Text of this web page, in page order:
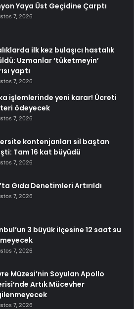
Yaya Üst Geçidine Çarptı
7, 2026
ilk kez bulaşıcı hastalık
Uzmanlar ‘tüketmeyin’
yaptı
7, 2026
işlemlerinde yeni karar! Ücreti
ödeyecek
7, 2026
kontenjanları sil baştan
Tam 16 kat büyüdü
7, 2026
Gıda Denetimleri Artırıldı
7, 2026
3 büyük ilçesine 12 saat su
7, 2026
Müzesi’nin Soyulan Apollo
Artık Mücevher
7, 2026